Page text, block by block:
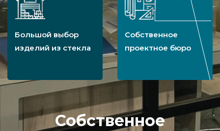
Большой выбор
изделий из стекла
Собственное
проектное бюро
Собственное